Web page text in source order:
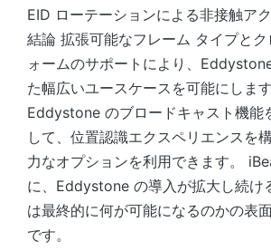
EID ローテーションによる非接触ア
結論 拡張可能なフレーム タイプと
ォームのサポートにより、
た幅広いユースケースを可能にしま
Eddystone のブロードキャスト機能
して、位置認識エクスペリエンスを
力なオプションを利用できます。
に、Eddystone の導入が拡大し続け
は最終的に何が可能になるのかの表
です。